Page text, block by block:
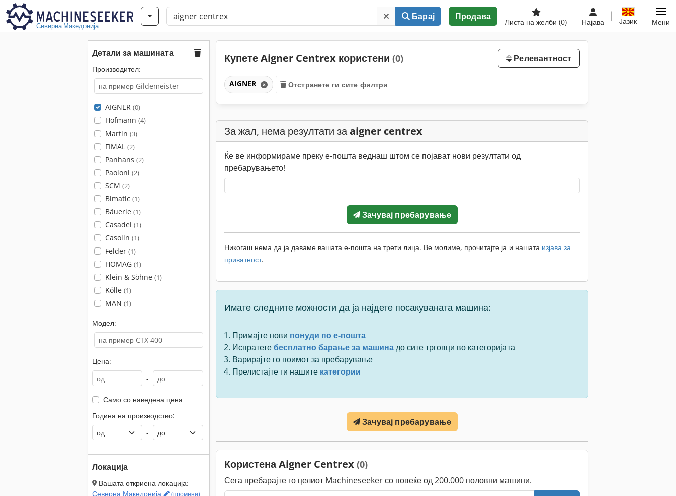
Северна Македонија
Барај Продава
Листа на желби (0) Најава Јазик Мени
Детали за машината
Производител:
AIGNER (0)
Hofmann (4)
Martin (3)
FIMAL (2)
Panhans (2)
Paoloni (2)
SCM (2)
Bimatic (1)
Bäuerle (1)
Casadei (1)
Casolin (1)
Felder (1)
HOMAG (1)
Klein & Söhne (1)
Kölle (1)
MAN (1)
Модел:
Цена:
-
Само со наведена цена
Година на производство:
-
Локација
Вашата откриена локација:
Северна Македонија
(промени)
Купете Aigner Centrex користени (0) Релевантност
AIGNER Отстранете ги сите филтри
За жал, нема резултати заaigner centrex
Ќе ве информираме преку е-пошта веднаш штом се појават нови резултати од
пребарувањето!
Зачувај пребарување
Никогаш нема да ја даваме вашата е-пошта на трети лица. Ве молиме, прочитајте ја и нашата изјава за
приватност.
Имате следните можности да ја најдете посакуваната машина:
Примајте нови понуди по е-пошта
Испратетебесплатно барање за машинадо сите трговци во категоријата
Варирајте го поимот за пребарување
Прелистајте ги нашите категории
Зачувај пребарување
Користена Aigner Centrex (0)
Сега пребарајте го целиот Machineseeker со повеќе од 200.000 половни машини.